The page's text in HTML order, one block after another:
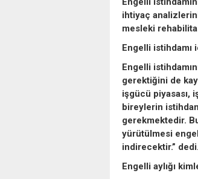
ihtiyaç
mesleki
Engelli istihdamı
Engelli
gerektiğini de
işgücü piyasası,
bireylerin
gerekmektedir.
yürütülmesi
indirecektir.” dedi.
Engelli aylığı